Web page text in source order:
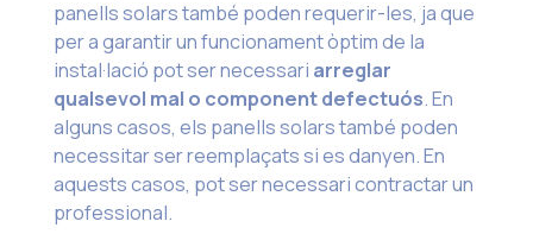
panells solars també poden requerir-les, ja que
per a garantir un funcionament òptim de la
instal·lació pot ser necessari arreglar
qualsevol mal o component defectuós. En
alguns casos, els panells solars també poden
necessitar ser reemplaçats si es danyen. En
aquests casos, pot ser necessari contractar un
professional.